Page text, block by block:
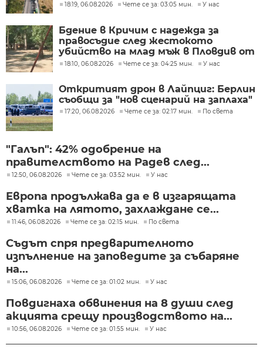
18:19, 06.08.2026 Чете се за: 03:05 мин. У нас
Бдение в Кричим с надежда за
правосъдие след жестокото
убийство на млад мъж в Пловдив от
тийнейджъри
18:10, 06.08.2026 Чете се за: 04:25 мин. У нас
Откритият дрон в Лайпциг: Берлин
съобщи за "нов сценарий на заплаха"
17:20, 06.08.2026 Чете се за: 02:17 мин. По света
"Галъп": 42% одобрение на
правителството на Радев след...
12:50, 06.08.2026 Чете се за: 03:52 мин. У нас
Европа продължава да е в изгарящата
хватка на лятото, захлаждане се...
11:46, 06.08.2026 Чете се за: 02:15 мин. По света
Съдът спря предварителното
изпълнение на заповедите за събаряне
на...
15:06, 06.08.2026 Чете се за: 01:02 мин. У нас
Повдигнаха обвинения на 8 души след
акцията срещу производството на...
10:56, 06.08.2026 Чете се за: 01:55 мин. У нас